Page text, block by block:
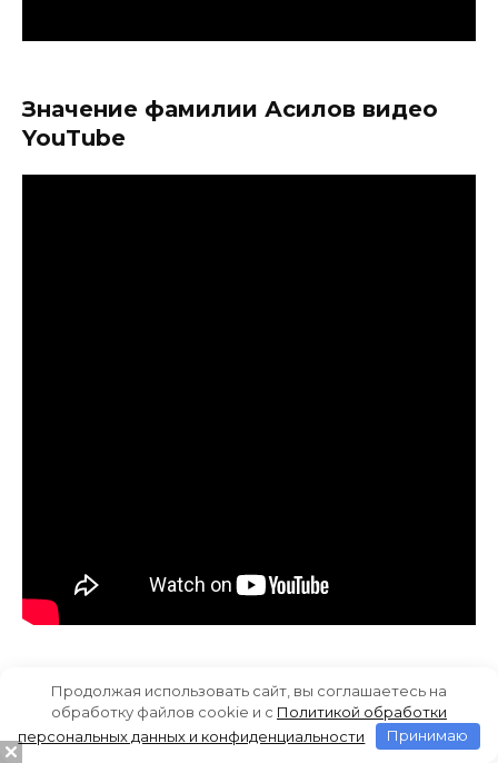
Значение фамилии Асилов видео
YouTube
Продолжая использовать сайт, вы соглашаетесь на
обработку файлов cookie и c Политикой обработки
персональных данных и конфиденциальности
Принимаю